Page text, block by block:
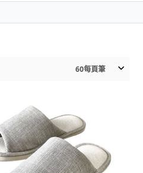
60每頁筆